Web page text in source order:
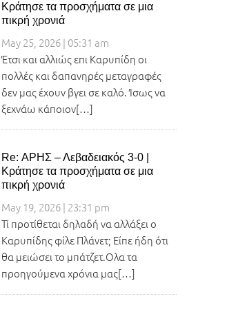
Κράτησε τα προσχήματα σε μια
πικρή χρονιά
May 25, 2026 | 05:31 am
Έτσι και αλλιώς επι Καρυπίδη οι
πολλές και δαπανηρές μεταγραφές
δεν μας έχουν βγει σε καλό. Ίσως να
ξεχνάω κάποιον[…]
Re: ΑΡΗΣ – Λεβαδειακός 3-0 |
Κράτησε τα προσχήματα σε μια
πικρή χρονιά
May 19, 2026 | 23:31 pm
Τί προτίθεται δηλαδή να αλλάξει ο
Καρυπίδης φίλε Πλάνετ; Είπε ήδη ότι
θα μειώσει το μπάτζετ.Ολα τα
προηγούμενα χρόνια μας[…]